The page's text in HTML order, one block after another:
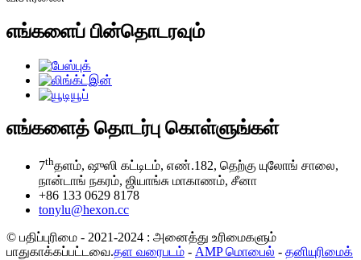
எங்களைப் பின்தொடரவும்
எங்களைத் தொடர்பு கொள்ளுங்கள்
7thதளம், ஷுஸி கட்டிடம், எண்.182, தெற்கு யுலோங் சாலை,
நான்டாங் நகரம், ஜியாங்சு மாகாணம், சீனா
+86 133 0629 8178
tonylu@hexon.cc
© பதிப்புரிமை - 2021-2024 : அனைத்து உரிமைகளும்
பாதுகாக்கப்பட்டவை.தள வரைபடம் - AMP மொபைல் - தனியுரிமைக்